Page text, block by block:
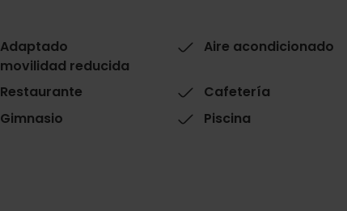
Adaptado
movilidad reducida
Aire acondicionado
Restaurante Cafetería
Gimnasio
Piscina